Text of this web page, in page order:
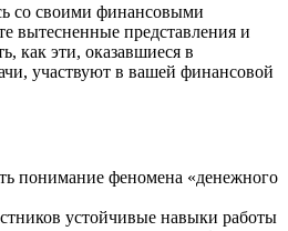
со своими финансовыми
вытесненные представления и
как эти, оказавшиеся в
участвуют в вашей финансовой
понимание феномена «денежного
устойчивые навыки работы